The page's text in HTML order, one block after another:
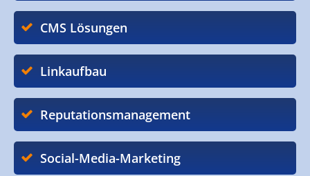
CMS Lösungen
Linkaufbau
Reputationsmanagement
Social-Media-Marketing